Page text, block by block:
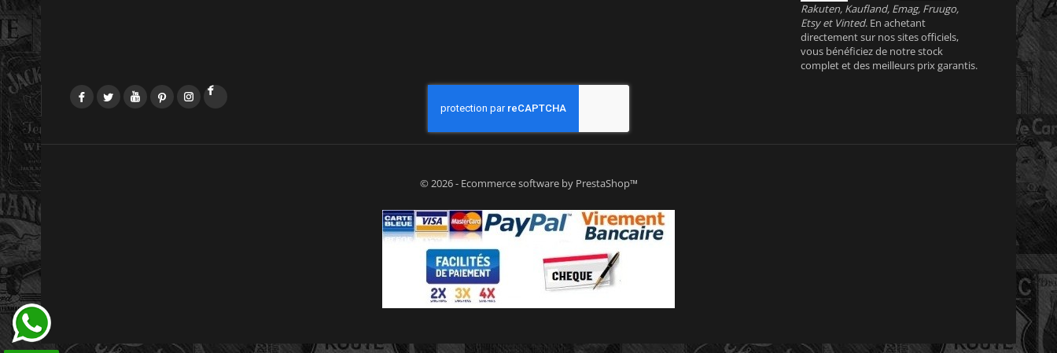
Rakuten, Kaufland, Emag, Fruugo,
Etsy et Vinted. En achetant
directement sur nos sites officiels,
vous bénéficiez de notre stock
complet et des meilleurs prix garantis.
FacebookTwitterYouTubePinterestInstagram
© 2026 - Ecommerce software by PrestaShop™